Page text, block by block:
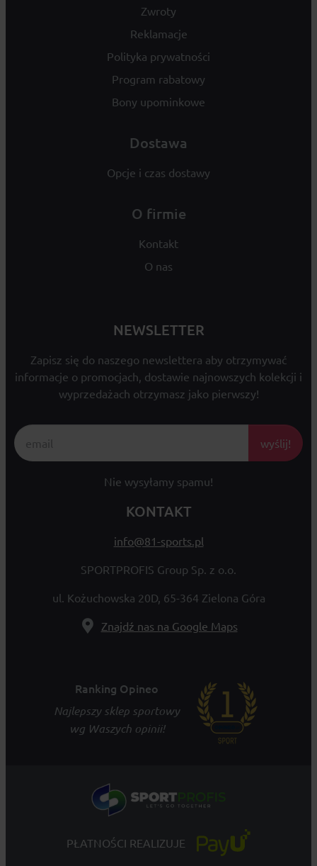
Zwroty
Reklamacje
Polityka prywatności
Program rabatowy
Bony upominkowe
Dostawa
Opcje i czas dostawy
O firmie
Kontakt
O nas
NEWSLETTER
Zapisz się do naszego newslettera aby otrzymywać
informacje o promocjach, dostawie najnowszych kolekcji i
wyprzedażach otrzymasz jako pierwszy!
wyślij!
Nie wysyłamy spamu!
KONTAKT
info@81-sports.pl
SPORTPROFIS Group Sp. z o.o.
ul. Kożuchowska 20D, 65-364 Zielona Góra
Znajdź nas na Google Maps
Ranking Opineo
Najlepszy sklep sportowy
wg Waszych opinii!
PŁATNOŚCI REALIZUJE